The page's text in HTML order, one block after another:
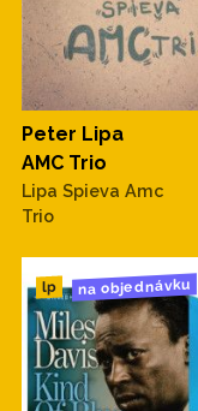
Peter Lipa
AMC Trio
Lipa Spieva Amc
Trio
lp na objednávku